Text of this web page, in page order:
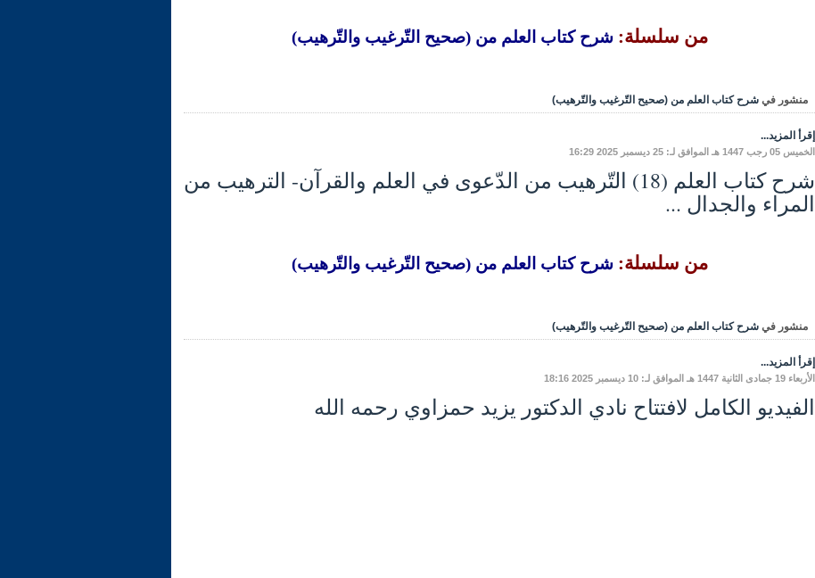
من سلسلة:شرح كتاب العلم من (صحيح التّرغيب والتّرهيب)
منشور في شرح كتاب العلم من (صحيح التّرغيب والتّرهيب)
إقرأ المزيد...
الخميس 05 رجب 1447 هـ الموافق لـ: 25 ديسمبر 2025 16:29
شرح كتاب العلم (18) التّرهيب من الدّعوى في العلم والقرآن- الترهيب من
المراء والجدال ...
من سلسلة:شرح كتاب العلم من (صحيح التّرغيب والتّرهيب)
منشور في شرح كتاب العلم من (صحيح التّرغيب والتّرهيب)
إقرأ المزيد...
الأربعاء 19 جمادى الثانية 1447 هـ الموافق لـ: 10 ديسمبر 2025 18:16
الفيديو الكامل لافتتاح نادي الدكتور يزيد حمزاوي رحمه الله